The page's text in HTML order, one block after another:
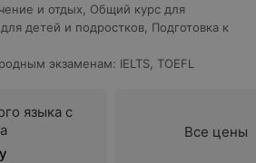
и отдых, Общий курс для
детей и подростков, Подготовка к
экзаменам: IELTS, TOEFL
языка с
Все цены